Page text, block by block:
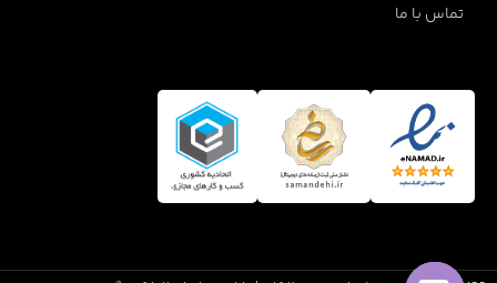
تماس با ما